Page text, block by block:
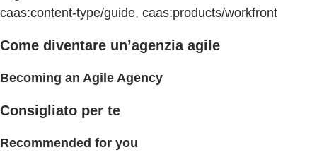
caas:content-type/guide, caas:products/workfront
Come diventare un’agenzia agile
Becoming an Agile Agency
Consigliato per te
Recommended for you